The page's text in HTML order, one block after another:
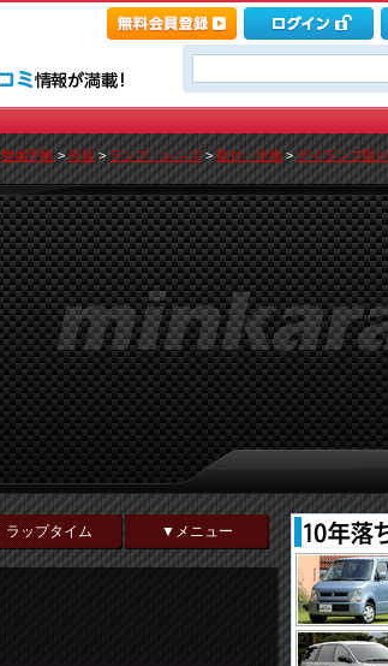
整備手帳 >外装>ランプ、レンズ>取付・交換> デイランプ取
ラップタイム ▼メニュー